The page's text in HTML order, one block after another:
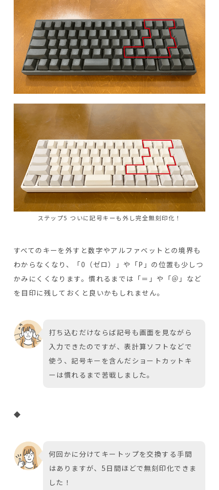
ステップ5 ついに記号キーも外し完全無刻印化！
すべてのキーを外すと数字やアルファベットとの境界も
わからなくなり、「0（ゼロ）」や「P」の位置も少しつ
かみにくくなります。慣れるまでは「＝」や「＠」など
を目印に残しておくと良いかもしれません。
打ち込むだけならば記号も画面を見ながら
入力できたのですが、表計算ソフトなどで
使う、記号キーを含んだショートカットキ
ーは慣れるまで苦戦しました。
◆
何回かに分けてキートップを交換する手間
はありますが、5日間ほどで無刻印化できま
した！